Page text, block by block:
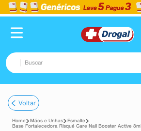
Buscar
1º fralda
2º dipirona
Voltar
Mãos e Unhas
Esmalte
Base Fortalecedora Risqué Care Nail Booster Active 8ml